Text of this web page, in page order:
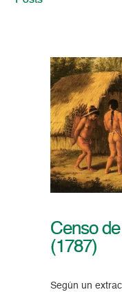
Censo
(1787)
Según un